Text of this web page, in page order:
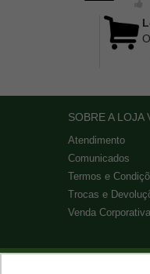
SOBRE A LOJA
Atendimento
Comunicados
Termos e
Trocas e
Venda Corporativa